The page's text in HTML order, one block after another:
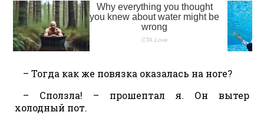
– Тогда как же повязка оказалась на ноге?
– Сползла! – прошептал я. Он вытер
холодный пот.